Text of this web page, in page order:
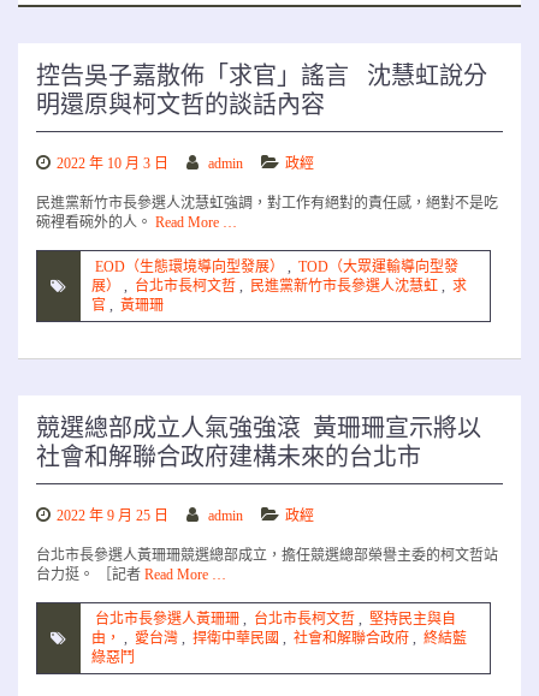
控告吳子嘉散佈「求官」謠言 沈慧虹說分
明還原與柯文哲的談話內容
2022 年 10 月 3 日 admin 政經
民進黨新竹市長參選人沈慧虹強調，對工作有絕對的責任感，絕對不是吃
碗裡看碗外的人。 Read More …
EOD（生態環境導向型發展） , TOD（大眾運輸導向型發
展）
, 台北市長柯文哲 , 民進黨新竹市長參選人沈慧虹 , 求
官 , 黃珊珊
競選總部成立人氣強強滾 黃珊珊宣示將以
社會和解聯合政府建構未來的台北市
2022 年 9 月 25 日 admin 政經
台北市長參選人黃珊珊競選總部成立，擔任競選總部榮譽主委的柯文哲站
台力挺。 ［記者 Read More …
台北市長參選人黃珊珊 , 台北市長柯文哲 , 堅持民主與自
由， , 愛台灣 , 捍衛中華民國 , 社會和解聯合政府 , 終結藍
綠惡鬥